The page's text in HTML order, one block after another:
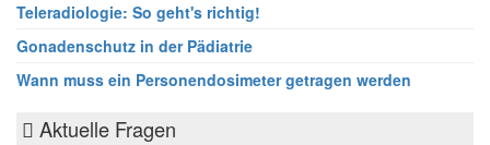
Teleradiologie: So geht's richtig!
Gonadenschutz in der Pädiatrie
Wann muss ein Personendosimeter getragen werden
Aktuelle Fragen